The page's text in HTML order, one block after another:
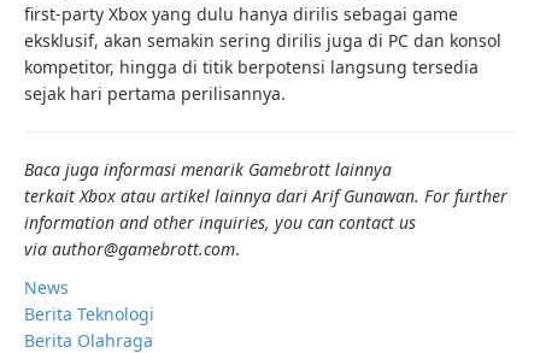
first-party Xbox yang dulu hanya dirilis sebagai game
eksklusif, akan semakin sering dirilis juga di PC dan konsol
kompetitor, hingga di titik berpotensi langsung tersedia
sejak hari pertama perilisannya.
Baca juga informasi menarik Gamebrott lainnya
terkait Xbox atau artikel lainnya dari Arif Gunawan. For further
information and other inquiries, you can contact us
via author@gamebrott.com.
News
Berita Teknologi
Berita Olahraga